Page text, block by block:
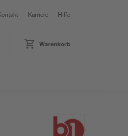
Karriere Hilfe
Warenkorb